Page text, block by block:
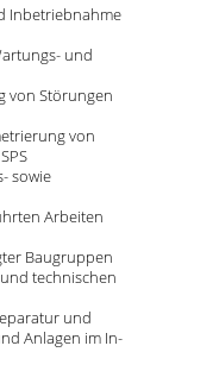
Inbetriebnahme
und
von Störungen
von
sowie
Arbeiten
Baugruppen
technischen
und
Anlagen im In-